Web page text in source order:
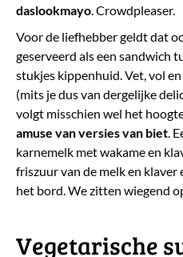
daslookmayo. Crowdpleaser.
Voor de liefhebber geldt dat
geserveerd als een sandwich
stukjes kippenhuid. Vet, vol
(mits je dus van dergelijke
volgt misschien wel het
amuse van versies van biet.
karnemelk met wakame en
friszuur van de melk en
het bord. We zitten wiegend
​Vegetarische